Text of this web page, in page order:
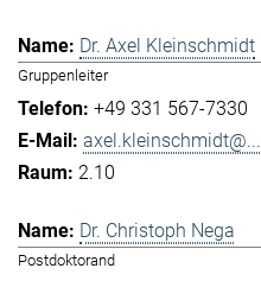
Dr. Axel Kleinschmidt
Gruppenleiter
+49 331 567-7330
axel.kleinschmidt@...
2.10
Dr. Christoph Nega
Postdoktorand